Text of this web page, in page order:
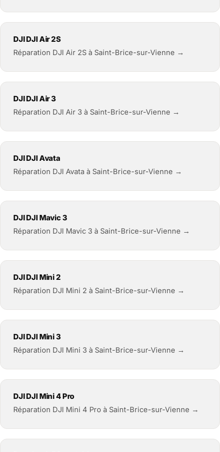
DJI DJI Air 2S
Réparation DJI Air 2S à Saint-Brice-sur-Vienne →
DJI DJI Air 3
Réparation DJI Air 3 à Saint-Brice-sur-Vienne →
DJI DJI Avata
Réparation DJI Avata à Saint-Brice-sur-Vienne →
DJI DJI Mavic 3
Réparation DJI Mavic 3 à Saint-Brice-sur-Vienne →
DJI DJI Mini 2
Réparation DJI Mini 2 à Saint-Brice-sur-Vienne →
DJI DJI Mini 3
Réparation DJI Mini 3 à Saint-Brice-sur-Vienne →
DJI DJI Mini 4 Pro
Réparation DJI Mini 4 Pro à Saint-Brice-sur-Vienne →